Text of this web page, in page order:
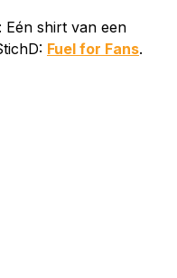
Eén shirt van een
Fuel for Fans.